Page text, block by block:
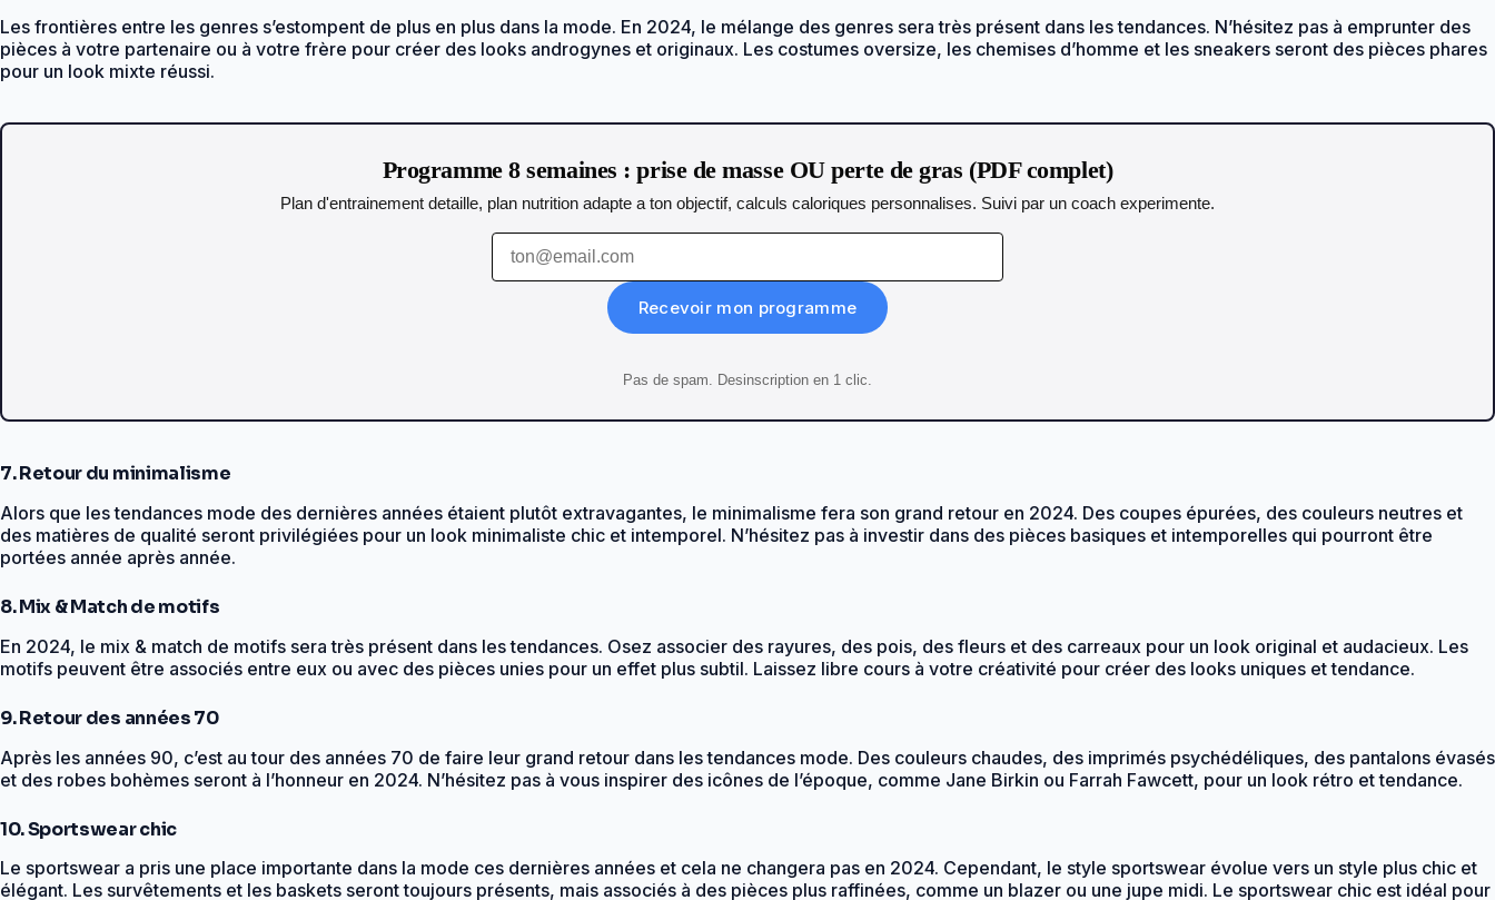
Les frontières entre les genres s’estompent de plus en plus dans la mode. En 2024, le mélange des genres sera très présent dans les tendances. N’hésitez pas à emprunter des
pièces à votre partenaire ou à votre frère pour créer des looks androgynes et originaux. Les costumes oversize, les chemises d’homme et les sneakers seront des pièces phares
pour un look mixte réussi.
Programme 8 semaines : prise de masse OU perte de gras (PDF complet)
Plan d'entrainement detaille, plan nutrition adapte a ton objectif, calculs caloriques personnalises. Suivi par un coach experimente.
Recevoir mon programme
Pas de spam. Desinscription en 1 clic.
7. Retour du minimalisme
Alors que les tendances mode des dernières années étaient plutôt extravagantes, le minimalisme fera son grand retour en 2024. Des coupes épurées, des couleurs neutres et
des matières de qualité seront privilégiées pour un look minimaliste chic et intemporel. N’hésitez pas à investir dans des pièces basiques et intemporelles qui pourront être
portées année après année.
8. Mix & Match de motifs
En 2024, le mix & match de motifs sera très présent dans les tendances. Osez associer des rayures, des pois, des fleurs et des carreaux pour un look original et audacieux. Les
motifs peuvent être associés entre eux ou avec des pièces unies pour un effet plus subtil. Laissez libre cours à votre créativité pour créer des looks uniques et tendance.
9. Retour des années 70
Après les années 90, c’est au tour des années 70 de faire leur grand retour dans les tendances mode. Des couleurs chaudes, des imprimés psychédéliques, des pantalons évasés
et des robes bohèmes seront à l’honneur en 2024. N’hésitez pas à vous inspirer des icônes de l’époque, comme Jane Birkin ou Farrah Fawcett, pour un look rétro et tendance.
10. Sportswear chic
Le sportswear a pris une place importante dans la mode ces dernières années et cela ne changera pas en 2024. Cependant, le style sportswear évolue vers un style plus chic et
élégant. Les survêtements et les baskets seront toujours présents, mais associés à des pièces plus raffinées, comme un blazer ou une jupe midi. Le sportswear chic est idéal pour